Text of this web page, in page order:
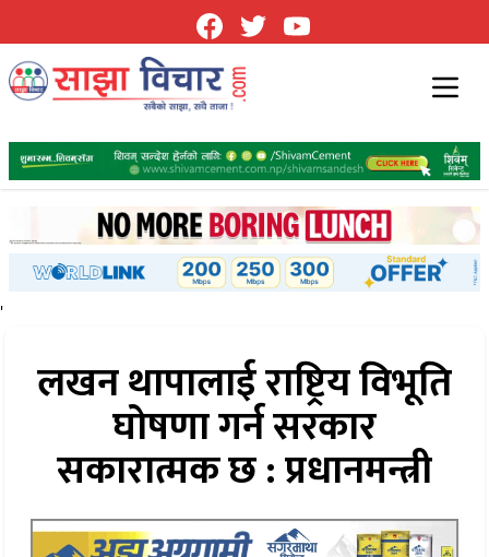
'
लखन थापालाई राष्ट्रिय विभूति
घोषणा गर्न सरकार
सकारात्मक छ : प्रधानमन्त्री